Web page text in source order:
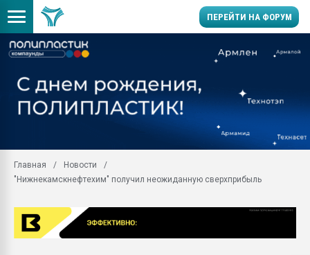
ПЕРЕЙТИ НА ФОРУМ
заводу пластмасс"
28.07.2026
Главная
Новости
"Нижнекамскнефтехим" получил неожиданную сверхприбыль